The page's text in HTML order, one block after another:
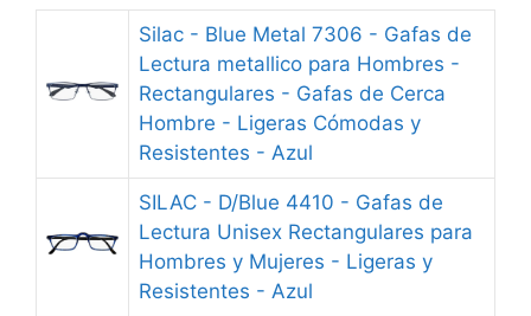
Silac - Blue Metal 7306 - Gafas de
Lectura metallico para Hombres -
Rectangulares - Gafas de Cerca
Hombre - Ligeras Cómodas y
Resistentes - Azul
SILAC - D/Blue 4410 - Gafas de
Lectura Unisex Rectangulares para
Hombres y Mujeres - Ligeras y
Resistentes - Azul